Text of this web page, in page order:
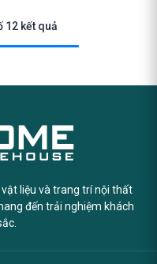
12 kết quả
liệu và trang trí nội thất
đến trải nghiệm khách